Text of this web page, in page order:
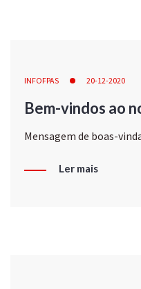
INFOFPAS 20-12-2020
Bem-vindos ao
Mensagem de boas-
Ler mais